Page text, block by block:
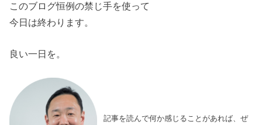
このブログ恒例の禁じ手を使って
今日は終わります。
良い一日を。
記事を読んで何か感じることがあれば、ぜ